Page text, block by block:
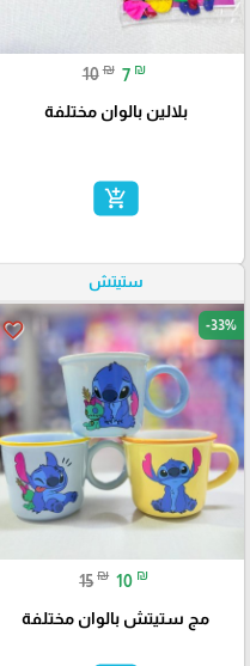
10 ₪ 7 ₪
بلالين بالوان مختلفة
add_shopping_cart
ستيتش
favorite_border -33%
15 ₪ 10 ₪
مج ستيتش بالوان مختلفة